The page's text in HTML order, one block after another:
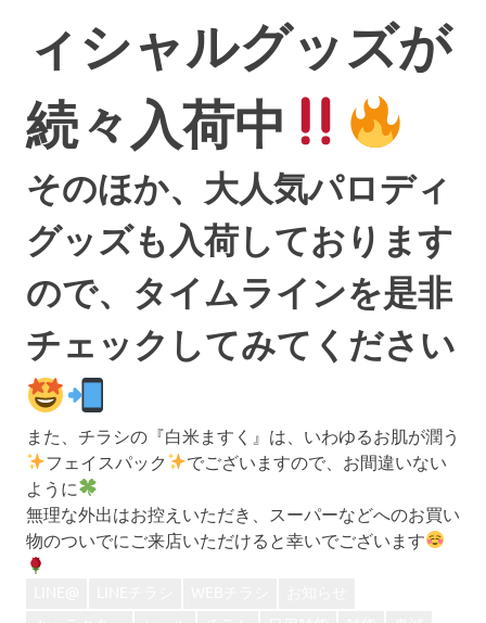
ィシャルグッズが
続々入荷中
そのほか、大人気パロディ
グッズも入荷しております
ので、タイムラインを是非
チェックしてみてください
また、チラシの『白米ますく』は、いわゆるお肌が潤う
フェイスパック
でございますので、お間違いない
ように
無理な外出はお控えいただき、スーパーなどへのお買い
物のついでにご来店いただけると幸いでございます